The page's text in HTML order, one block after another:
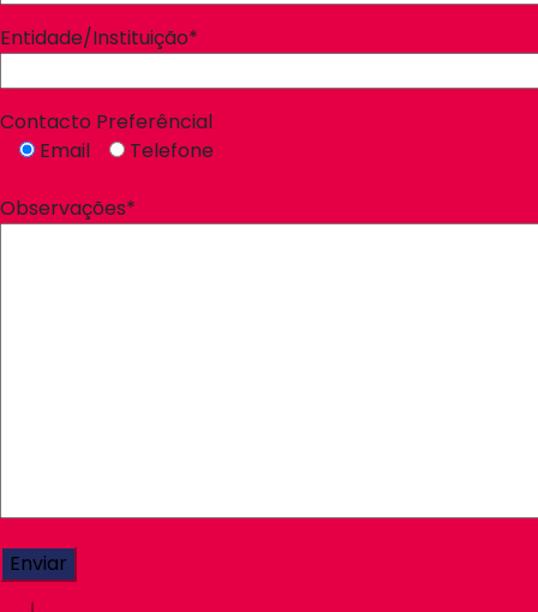
Entidade/Instituição*
Contacto Preferêncial
Email
Telefone
Observações*